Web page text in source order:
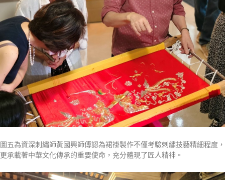
圖五為資深刺繡師黃國興師傅認為裙褂製作不僅考驗刺繡技藝精細程度，
更承載著中華文化傳承的重要使命，充分體現了匠人精神。